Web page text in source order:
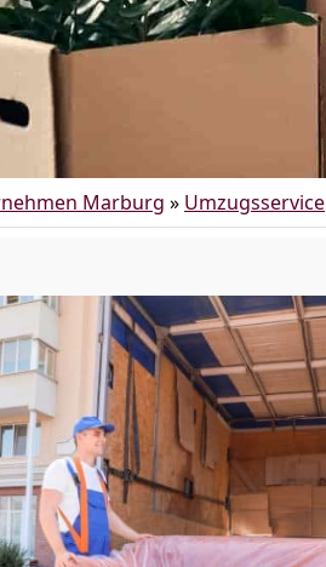
Marburg » Umzugsservice